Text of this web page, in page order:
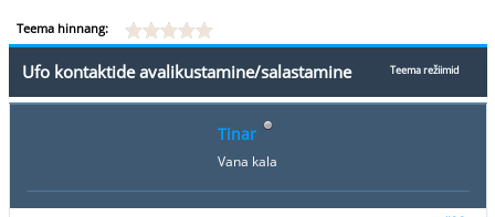
Teema hinnang:
Teema režiimid
Ufo kontaktide avalikustamine/salastamine
Tinar
Vana kala